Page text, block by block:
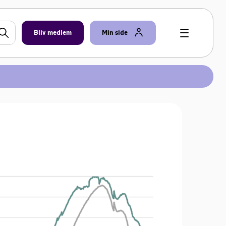
Bliv medlem Min side